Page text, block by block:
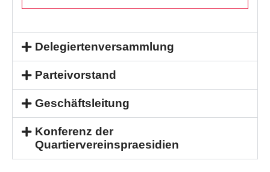
Delegiertenversammlung
Parteivorstand
Geschäftsleitung
Konferenz der
Quartiervereinspraesidien